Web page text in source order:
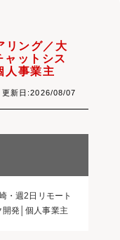
リング／大
ャットシス
人事業主
新日:2026/08/07
・週2日リモート
開発│個人事業主